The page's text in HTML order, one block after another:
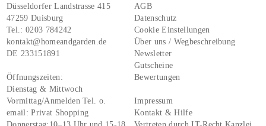
Düsseldorfer Landstrasse 415
47259 Duisburg
Tel.:0203 784242
kontakt@homeandgarden.de
DE 233151891
Öffnungszeiten:
Dienstag & Mittwoch
Vormittag/Anmelden Tel. o.
email:Privat Shopping
AGB
Datenschutz
Cookie Einstellungen
Über uns / Wegbeschreibung
Newsletter
Gutscheine
Bewertungen
Impressum
Kontakt & Hilfe